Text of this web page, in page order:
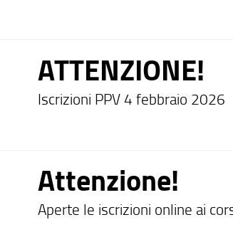
ATTENZIONE!
Iscrizioni PPV 4 febbraio 2026
Attenzione!
Aperte le iscrizioni online ai